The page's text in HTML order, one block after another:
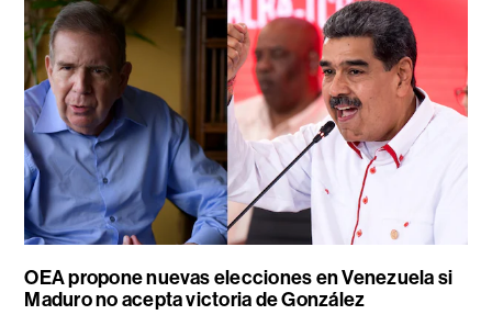
OEA propone nuevas elecciones en Venezuela si
Maduro no acepta victoria de González